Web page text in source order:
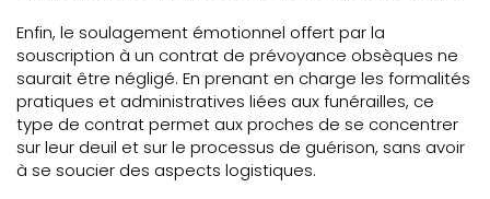
Enfin, le soulagement émotionnel offert par la
souscription à un contrat de prévoyance obsèques ne
saurait être négligé. En prenant en charge les formalités
pratiques et administratives liées aux funérailles, ce
type de contrat permet aux proches de se concentrer
sur leur deuil et sur le processus de guérison, sans avoir
à se soucier des aspects logistiques.